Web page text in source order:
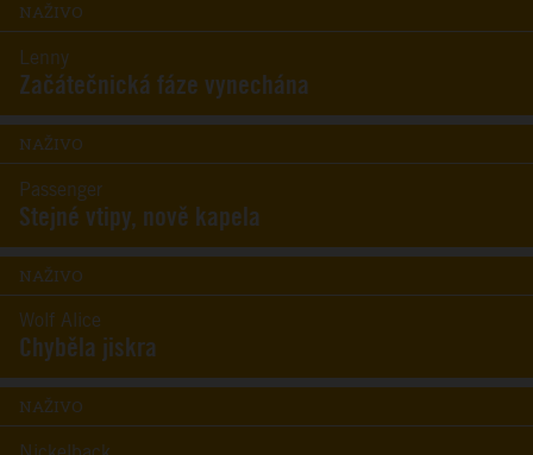
NAŽIVO
Lenny
Začátečnická fáze vynechána
NAŽIVO
Passenger
Stejné vtipy, nově kapela
NAŽIVO
Wolf Alice
Chyběla jiskra
NAŽIVO